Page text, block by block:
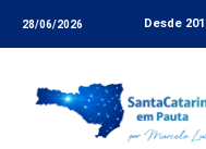
28/06/2026 Desde